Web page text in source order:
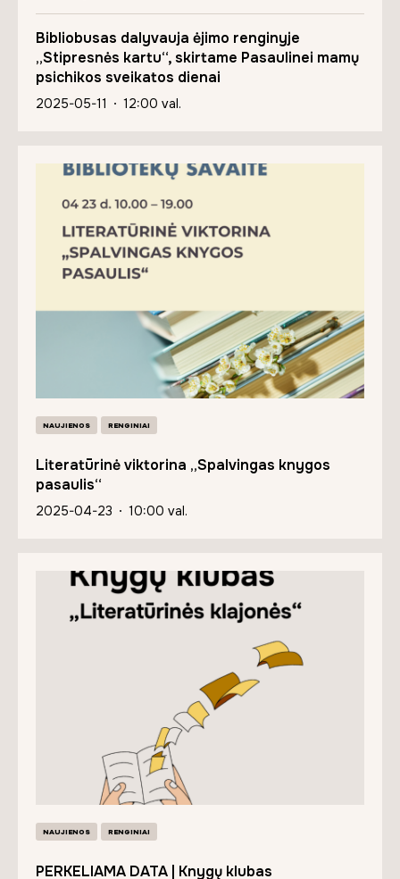
Bibliobusas dalyvauja ėjimo renginyje
„Stipresnės kartu“, skirtame Pasaulinei mamų
psichikos sveikatos dienai
2025-05-11 12:00 val.
NAUJIENOS RENGINIAI
Literatūrinė viktorina „Spalvingas knygos
pasaulis“
2025-04-23 10:00 val.
NAUJIENOS RENGINIAI
PERKELIAMA DATA | Knygų klubas